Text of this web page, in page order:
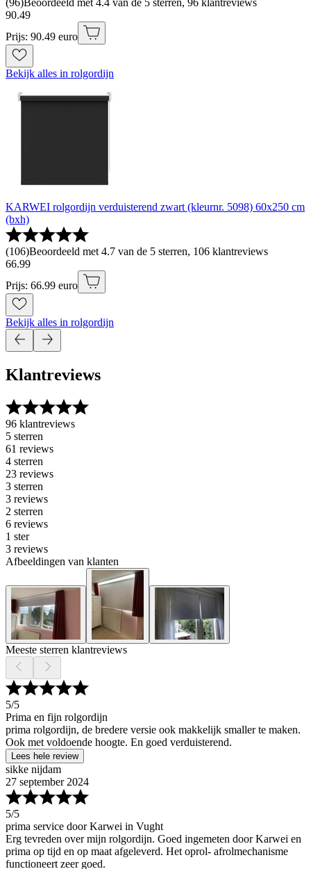
(96)Beoordeeld met 4.4 van de 5 sterren, 96 klantreviews
90.49
Prijs: 90.49 euro
Bekijk alles in rolgordijn
KARWEI rolgordijn verduisterend zwart (kleurnr. 5098) 60x250 cm
(bxh)
(106)Beoordeeld met 4.7 van de 5 sterren, 106 klantreviews
66.99
Prijs: 66.99 euro
Bekijk alles in rolgordijn
Klantreviews
96 klantreviews
5 sterren
61 reviews
4 sterren
23 reviews
3 sterren
3 reviews
2 sterren
6 reviews
1 ster
3 reviews
Afbeeldingen van klanten
Meeste sterren klantreviews
5/5
Prima en fijn rolgordijn
prima rolgordijn, de bredere versie ook makkelijk smaller te maken.
Ook met voldoende hoogte. En goed verduisterend.
Lees hele review
sikke nijdam
27 september 2024
5/5
prima service door Karwei in Vught
Erg tevreden over mijn rolgordijn. Goed ingemeten door Karwei en
prima op tijd en op maat afgeleverd. Het oprol- afrolmechanisme
functioneert zeer goed.